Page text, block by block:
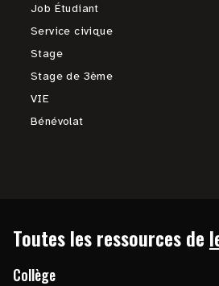
Job Étudiant
Service civique
Stage
Stage de 3ème
VIE
Bénévolat
Toutes les ressources de
Collège